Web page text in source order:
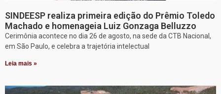
SINDEESP realiza primeira edição do Prêmio Toledo
Machado e homenageia Luiz Gonzaga Belluzzo
Cerimônia acontece no dia 26 de agosto, na sede da CTB Nacional,
em São Paulo, e celebra a trajetória intelectual
Leia mais »